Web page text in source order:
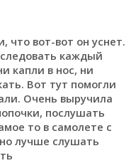
что вот-вот он уснет.
каждый
капли в нос, ни
Вот тут помогли
Очень выручила
послушать
то в самолете с
лучше слушать